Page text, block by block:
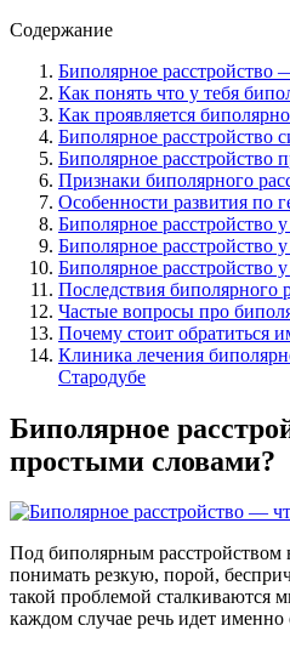
Содержание
Биполярное расстройство
Как понять что у тебя
Как проявляется
Биполярное расстройство
Биполярное расстройство
Признаки биполярного
Особенности развития по
Биполярное расстройство
Биполярное расстройство
Биполярное расстройство
Последствия биполярного
Частые вопросы про
Почему стоит обратиться
Клиника лечения
Стародубе
Биполярное
простыми словами?
Под биполярным расстройством
понимать резкую, порой,
такой проблемой сталкиваются
каждом случае речь идет именно